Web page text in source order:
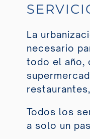
La
necesario
todo el año,
Todos los
a solo un